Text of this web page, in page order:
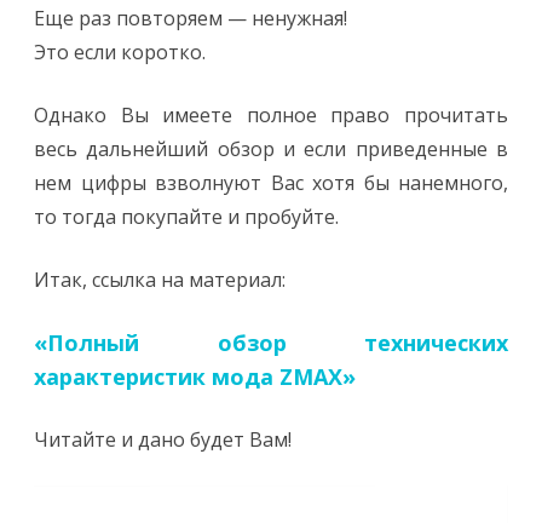
Еще раз повторяем — ненужная!
Это если коротко.
Однако Вы имеете полное право прочитать
весь дальнейший обзор и если приведенные в
нем цифры взволнуют Вас хотя бы нанемного,
то тогда покупайте и пробуйте.
Итак, ссылка на материал:
«Полный обзор технических
характеристик мода ZMAX»
Читайте и дано будет Вам!